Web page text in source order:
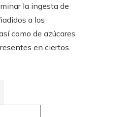
la ingesta de
a los
como de azúcares
en ciertos